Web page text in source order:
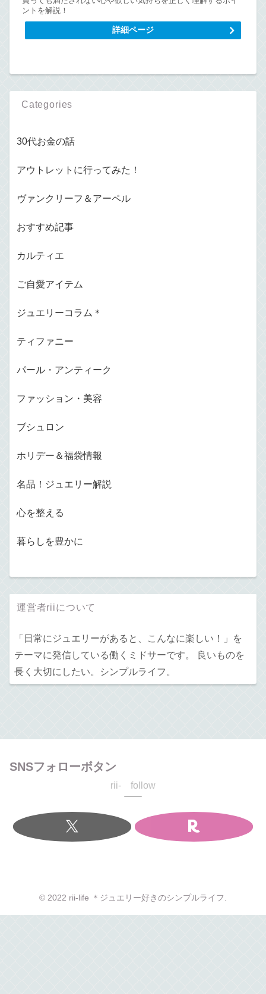
ントを解説！
詳細ページ
Categories
30代お金の話
アウトレットに行ってみた！
ヴァンクリーフ＆アーペル
おすすめ記事
カルティエ
ご自愛アイテム
ジュエリーコラム＊
ティファニー
パール・アンティーク
ファッション・美容
ブシュロン
ホリデー＆福袋情報
名品！ジュエリー解説
心を整える
暮らしを豊かに
運営者riiについて
「日常にジュエリーがあると、こんなに楽しい！」を
テーマに発信している働くミドサーです。 良いものを
長く大切にしたい。シンプルライフ。
SNSフォローボタン
rii- follow
© 2022 rii-life ＊ジュエリー好きのシンプルライフ.